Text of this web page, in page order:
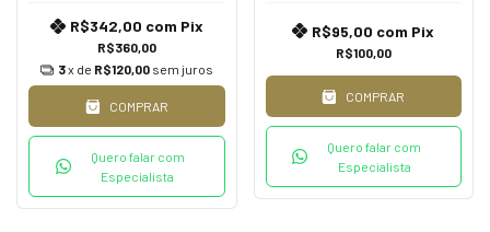
Cerâmica | PM - Peça de
Mão - Extra Oral
R$360,00
R$342,00 com Pix
3x de R$120,00 sem juros
COMPRAR
Quero falar com
Especialista
R$100,00
R$95,00 com Pix
COMPRAR
Quero falar com
Especialista